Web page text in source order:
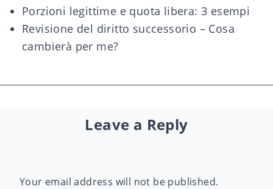
Porzioni legittime e quota libera: 3 esempi
Revisione del diritto successorio – Cosa
cambierà per me?
Leave a Reply
Your email address will not be published.